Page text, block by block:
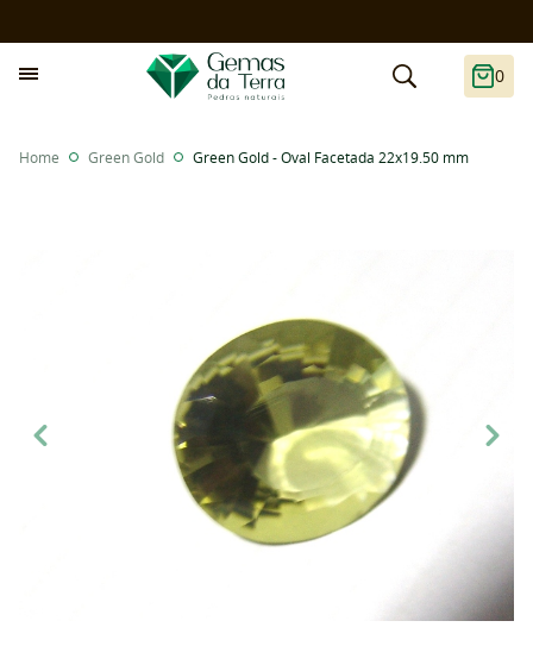
0
Home Green Gold Green Gold - Oval Facetada 22x19.50 mm